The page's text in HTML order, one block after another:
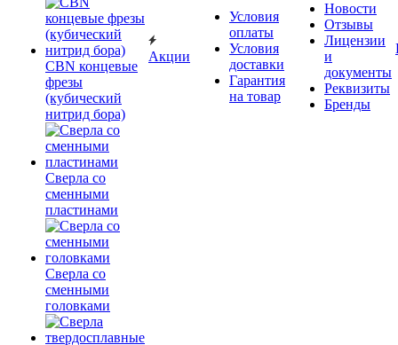
CBN концевые
фрезы
(кубический
нитрид бора)
Сверла со
сменными
пластинами
Сверла со
сменными
головками
Акции
Условия
оплаты
Условия
доставки
Гарантия
на товар
Новости
Отзывы
Лицензии
и
документы
Реквизиты
Бренды